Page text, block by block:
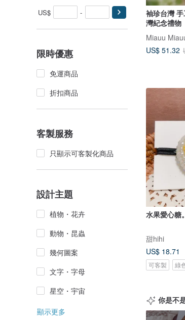
US$ -
限時優惠
免運商品
折扣商品
客製服務
只顯示可客製化商品
設計主題
植物・花卉
動物・昆蟲
幾何圖案
文字・字母
星空・宇宙
顯示更多
袖珍台灣
灣紀念禮物
Miauu
US$ 51.32
水果愛心糖
甜hihi
US$ 18.71
可客製 綠
你是不